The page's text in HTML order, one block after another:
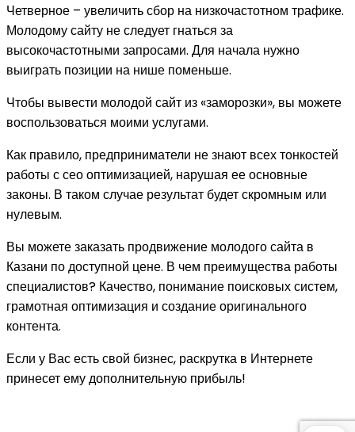
Четверное – увеличить сбор на низкочастотном трафике.
Молодому сайту не следует гнаться за
высокочастотными запросами. Для начала нужно
выиграть позиции на нише поменьше.
Чтобы вывести молодой сайт из «заморозки», вы можете
воспользоваться моими услугами.
Как правило, предприниматели не знают всех тонкостей
работы с сео оптимизацией, нарушая ее основные
законы. В таком случае результат будет скромным или
нулевым.
Вы можете заказать продвижение молодого сайта в
Казани по доступной цене. В чем преимущества работы
специалистов? Качество, понимание поисковых систем,
грамотная оптимизация и создание оригинального
контента.
Если у Вас есть свой бизнес, раскрутка в Интернете
принесет ему дополнительную прибыль!